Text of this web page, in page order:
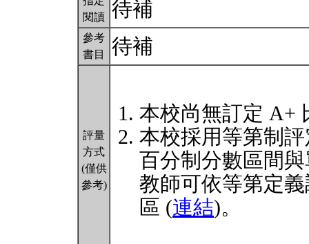
閱讀 待補
參考
書目
待補
評量
方式
(僅供
參考)
本校尚無訂定 A+
本校採用等第制
百分制分數區間
教師可依等第定
區 (連結)。